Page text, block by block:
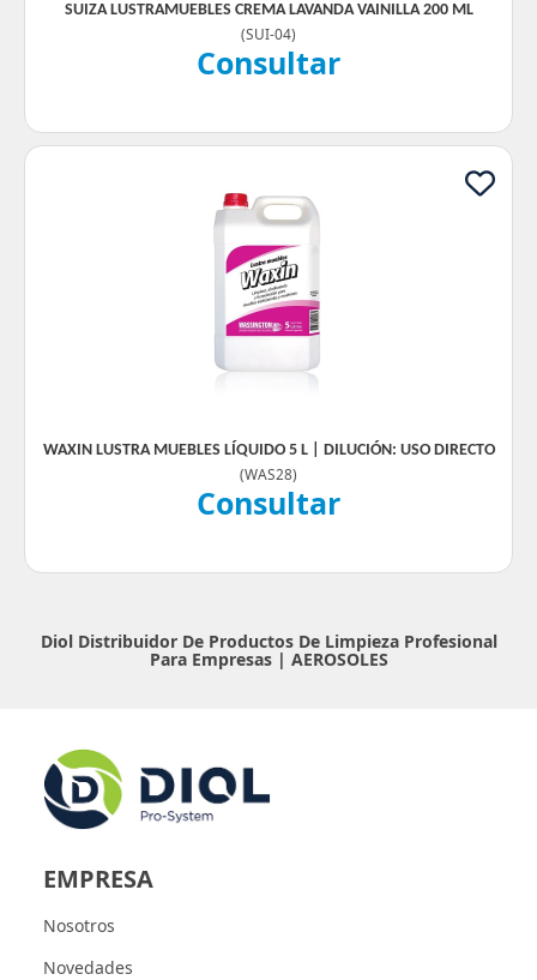
SUIZA LUSTRAMUEBLES CREMA LAVANDA VAINILLA 200 ML
(SUI-04)
Consultar
WAXIN LUSTRA MUEBLES LÍQUIDO 5 L | DILUCIÓN: USO DIRECTO
(WAS28)
Consultar
Diol Distribuidor De Productos De Limpieza Profesional
Para Empresas | AEROSOLES
EMPRESA
Nosotros
Novedades